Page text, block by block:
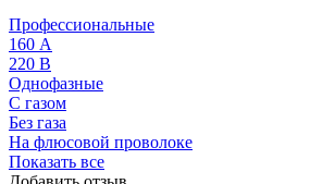
Профессиональные
160 А
220 В
Однофазные
С газом
Без газа
На флюсовой проволоке
Показать все